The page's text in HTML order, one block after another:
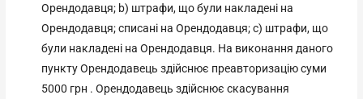
Орендодавця; b) штрафи, що були накладені на
Орендодавця; списані на Орендодавця; с) штрафи, що
були накладені на Орендодавця. На виконання даного
пункту Орендодавець здійснює преавторизацію суми
5000 грн . Орендодавець здійснює скасування